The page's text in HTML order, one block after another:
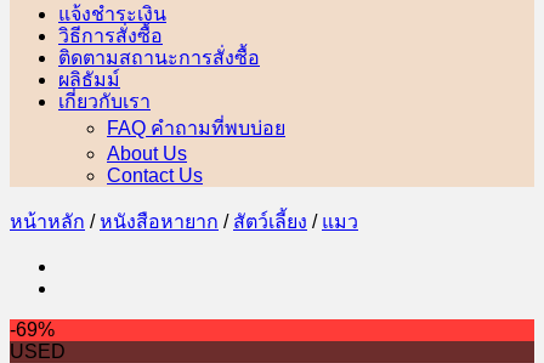
แจ้งชำระเงิน
วิธีการสั่งซื้อ
ติดตามสถานะการสั่งซื้อ
ผลิธัมม์
เกี่ยวกับเรา
FAQ คำถามที่พบบ่อย
About Us
Contact Us
หน้าหลัก / หนังสือหายาก / สัตว์เลี้ยง / แมว
-69%
USED